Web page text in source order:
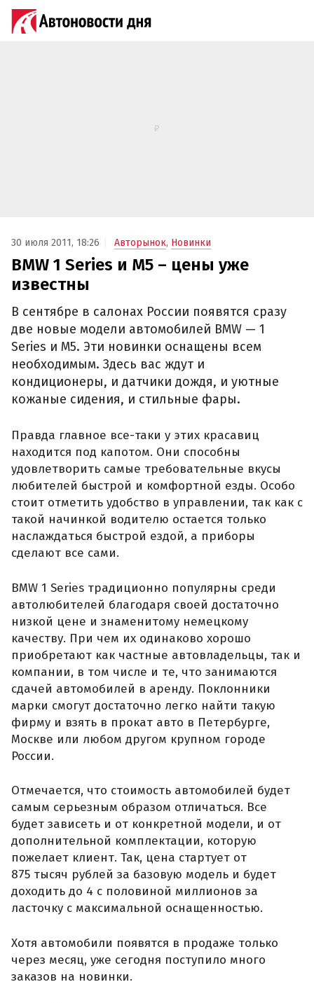
30 июля 2011, 18:26 Авторынок, Новинки
BMW 1 Series и М5 – цены уже
известны
В сентябре в салонах России появятся сразу
две новые модели автомобилей BMW — 1
Series и М5. Эти новинки оснащены всем
необходимым. Здесь вас ждут и
кондиционеры, и датчики дождя, и уютные
кожаные сидения, и стильные фары.
Правда главное все-таки у этих красавиц
находится под капотом. Они способны
удовлетворить самые требовательные вкусы
любителей быстрой и комфортной езды. Особо
стоит отметить удобство в управлении, так как с
такой начинкой водителю остается только
наслаждаться быстрой ездой, а приборы
сделают все сами.
BMW 1 Series традиционно популярны среди
автолюбителей благодаря своей достаточно
низкой цене и знаменитому немецкому
качеству. При чем их одинаково хорошо
приобретают как частные автовладельцы, так и
компании, в том числе и те, что занимаются
сдачей автомобилей в аренду. Поклонники
марки смогут достаточно легко найти такую
фирму и взять в прокат авто в Петербурге,
Москве или любом другом крупном городе
России.
Отмечается, что стоимость автомобилей будет
самым серьезным образом отличаться. Все
будет зависеть и от конкретной модели, и от
дополнительной комплектации, которую
пожелает клиент. Так, цена стартует от
875 тысяч рублей за базовую модель и будет
доходить до 4 с половиной миллионов за
ласточку с максимальной оснащенностью.
Хотя автомобили появятся в продаже только
через месяц, уже сегодня поступило много
заказов на новинки.